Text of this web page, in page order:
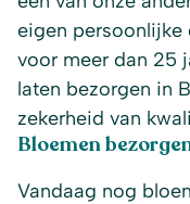
eigen persoonlijke
voor meer dan 25
laten bezorgen in
zekerheid van
Bloemen
Vandaag nog